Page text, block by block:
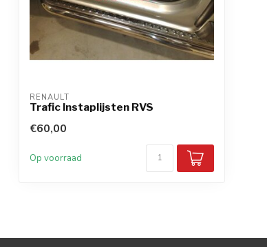
RENAULT
Trafic Instaplijsten RVS
€60,00
Op voorraad